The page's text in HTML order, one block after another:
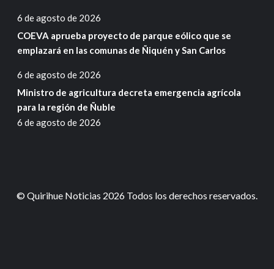
6 de agosto de 2026
COEVA aprueba proyecto de parque eólico que se
emplazará en las comunas de Ñiquén y San Carlos
6 de agosto de 2026
Ministro de agricultura decreta emergencia agrícola
para la región de Ñuble
6 de agosto de 2026